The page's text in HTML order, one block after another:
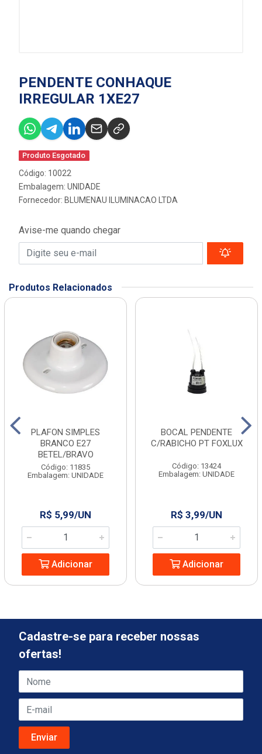
PENDENTE CONHAQUE
IRREGULAR 1XE27
Produto Esgotado
Código: 10022
Embalagem: UNIDADE
Fornecedor: BLUMENAU ILUMINACAO LTDA
Avise-me quando chegar
Produtos Relacionados
PLAFON SIMPLES
BRANCO E27
BETEL/BRAVO
Código: 11835
Embalagem: UNIDADE
R$ 5,99/UN
Adicionar
BOCAL PENDENTE
C/RABICHO PT FOXLUX
Código: 13424
Embalagem: UNIDADE
R$ 3,99/UN
Adicionar
Cadastre-se para receber nossas
ofertas!